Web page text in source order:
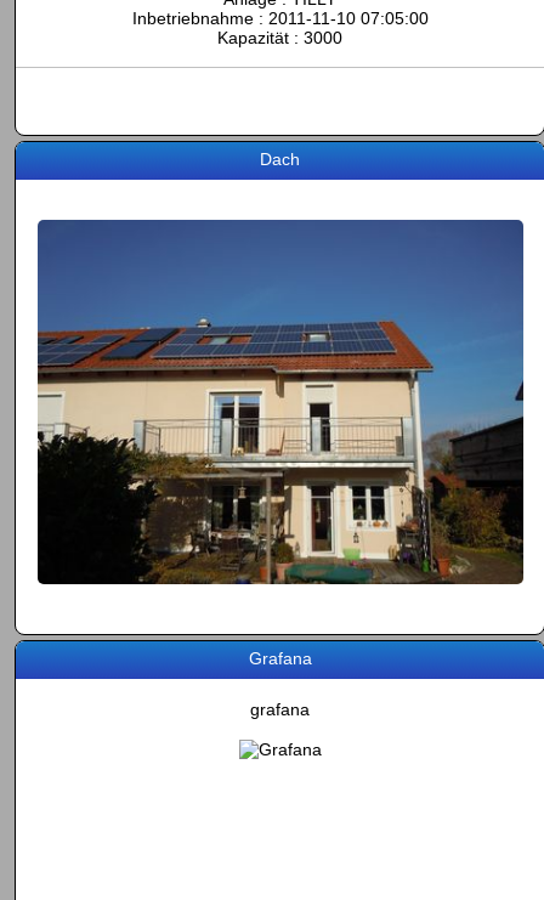
Inbetriebnahme : 2011-11-10 07:05:00
Kapazität : 3000
Dach
Grafana
grafana